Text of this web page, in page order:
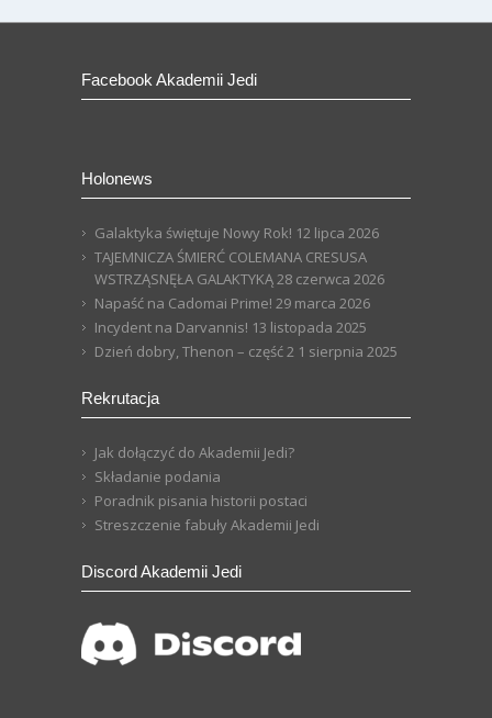
Facebook Akademii Jedi
Holonews
Galaktyka świętuje Nowy Rok! 12 lipca 2026
TAJEMNICZA ŚMIERĆ COLEMANA CRESUSA
WSTRZĄSNĘŁA GALAKTYKĄ28 czerwca 2026
Napaść na Cadomai Prime! 29 marca 2026
Incydent na Darvannis! 13 listopada 2025
Dzień dobry, Thenon – część 2 1 sierpnia 2025
Rekrutacja
Jak dołączyć do Akademii Jedi?
Składanie podania
Poradnik pisania historii postaci
Streszczenie fabuły Akademii Jedi
Discord Akademii Jedi